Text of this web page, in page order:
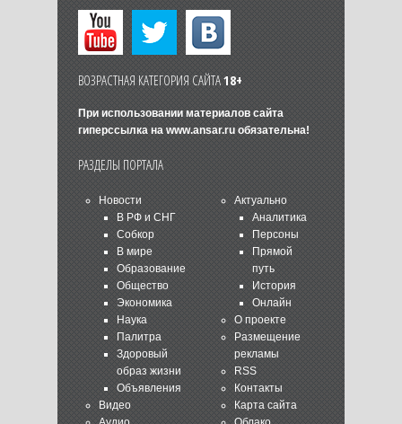
ВОЗРАСТНАЯ КАТЕГОРИЯ САЙТА18+
При использовании материалов сайта
гиперссылка на www.ansar.ruобязательна!
РАЗДЕЛЫ ПОРТАЛА
Новости
В РФ и СНГ
Собкор
В мире
Образование
Общество
Экономика
Наука
Палитра
Здоровый
образ жизни
Объявления
Видео
Актуально
Аналитика
Персоны
Прямой
путь
История
Онлайн
О проекте
Размещение
рекламы
RSS
Контакты
Карта сайта